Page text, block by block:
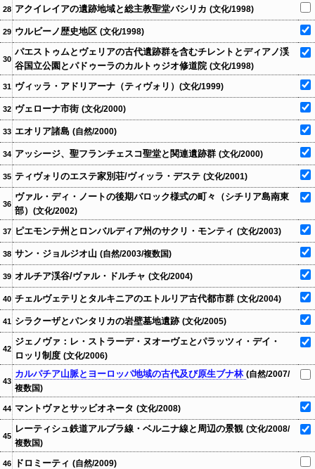
28 アクイレイアの遺跡地域と総主教聖堂バシリカ (文化/1998)
29 ウルビーノ歴史地区 (文化/1998)
30
パエストゥムとヴェリアの古代遺跡群を含むチレントとディアノ渓
谷国立公園とパドゥーラのカルトゥジオ修道院 (文化/1998)
31 ヴィッラ・アドリアーナ（ティヴォリ） (文化/1999)
32 ヴェローナ市街 (文化/2000)
33 エオリア諸島 (自然/2000)
34 アッシージ、聖フランチェスコ聖堂と関連遺跡群 (文化/2000)
35 ティヴォリのエステ家別荘/ヴィッラ・デステ (文化/2001)
36
ヴァル・ディ・ノートの後期バロック様式の町々（シチリア島南東
部） (文化/2002)
37 ピエモンテ州とロンバルディア州のサクリ・モンティ (文化/2003)
38 サン・ジョルジオ山 (自然/2003/複数国)
39 オルチア渓谷/ヴァル・ドルチャ (文化/2004)
40 チェルヴェテリとタルキニアのエトルリア古代都市群 (文化/2004)
41 シラクーザとパンタリカの岩壁墓地遺跡 (文化/2005)
42
ジェノヴァ：レ・ストラーデ・ヌオーヴェとパラッツィ・デイ・
ロッリ制度 (文化/2006)
43
カルパチア山脈とヨーロッパ地域の古代及び原生ブナ林 (自然/2007/
複数国)
44 マントヴァとサッビオネータ (文化/2008)
45
レーティシュ鉄道アルブラ線・ベルニナ線と周辺の景観 (文化/2008/
複数国)
46 ドロミーティ (自然/2009)